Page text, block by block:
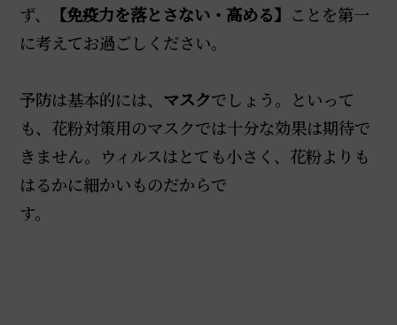
ず、
【免疫力を落とさない・高める】 ことを第一
に考えてお過ごしください。
予防は基本的には、 マスクでしょう。といって
も、花粉対策用のマスクでは十分な効果は期待で
きません。ウィルスはとても小さく、花粉よりも
はるかに細かいものだからで
す。